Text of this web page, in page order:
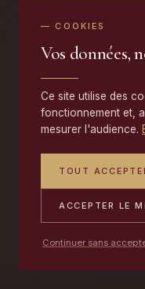
— COOKIES
Vos données,
Ce site utilise des
fonctionnement et,
mesurer l'audience.
TOUT
ACCEPTER LE
Continuer sans